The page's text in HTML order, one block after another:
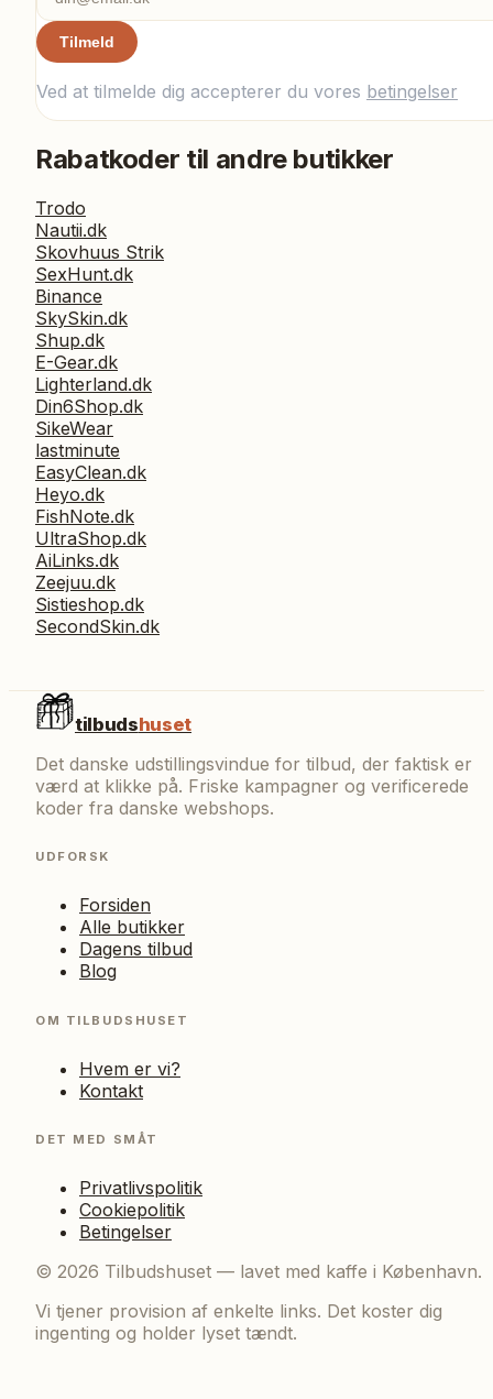
Tilmeld
Ved at tilmelde dig accepterer du vores betingelser
Rabatkoder til andre butikker
Trodo
Nautii.dk
Skovhuus Strik
SexHunt.dk
Binance
SkySkin.dk
Shup.dk
E-Gear.dk
Lighterland.dk
Din6Shop.dk
SikeWear
lastminute
EasyClean.dk
Heyo.dk
FishNote.dk
UltraShop.dk
AiLinks.dk
Zeejuu.dk
Sistieshop.dk
SecondSkin.dk
tilbudshuset
Det danske udstillingsvindue for tilbud, der faktisk er
værd at klikke på. Friske kampagner og verificerede
koder fra danske webshops.
UDFORSK
Forsiden
Alle butikker
Dagens tilbud
Blog
OM TILBUDSHUSET
Hvem er vi?
Kontakt
DET MED SMÅT
Privatlivspolitik
Cookiepolitik
Betingelser
© 2026 Tilbudshuset — lavet med kaffe i København.
Vi tjener provision af enkelte links. Det koster dig
ingenting og holder lyset tændt.